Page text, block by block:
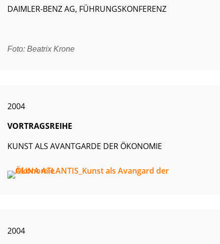
Foto: Beatrix Krone
DAIMLER-BENZ AG, FÜHRUNGSKONFERENZ
2004
VORTRAGSREIHE
KUNST ALS AVANTGARDE DER ÖKONOMIE
2004